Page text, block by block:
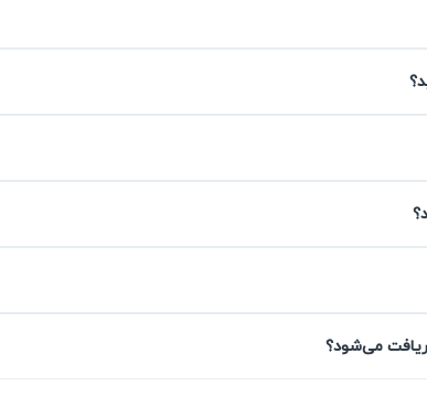
تعمیرات یخچال هایسنس شما با کیفیت بالا انجام شود و خدمات شامل گارانتی ۹۰
روزه هستند که خیال شما را از کیفیت تعمیر راحت می‌کند. این گارانتی
می‌شود؟